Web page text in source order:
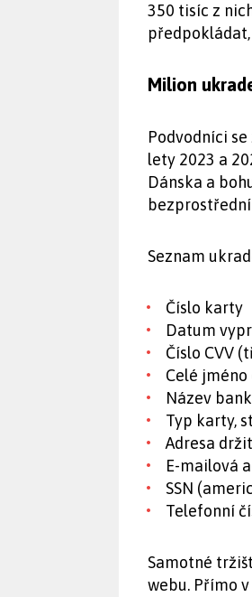
350 tisíc z
předpokládat,
Milion
Podvodníci
lety 2023 a
Dánska a
Seznam
Číslo karty
Datum
Číslo CVV
Celé
Název
Typ karty,
Adresa
E-mailová
SSN
Telefonní
Samotné
webu. Přímo